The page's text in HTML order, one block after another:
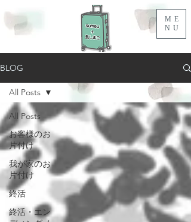
ME
NU
BLOG
All Posts
お客様のお
片付け
我が家のお
片付け
終活
終活・エン
All Posts